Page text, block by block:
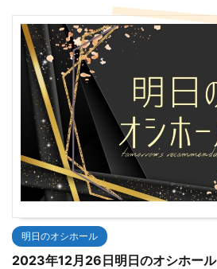
明日のオシホール
2023年12月26日明日のオシホール